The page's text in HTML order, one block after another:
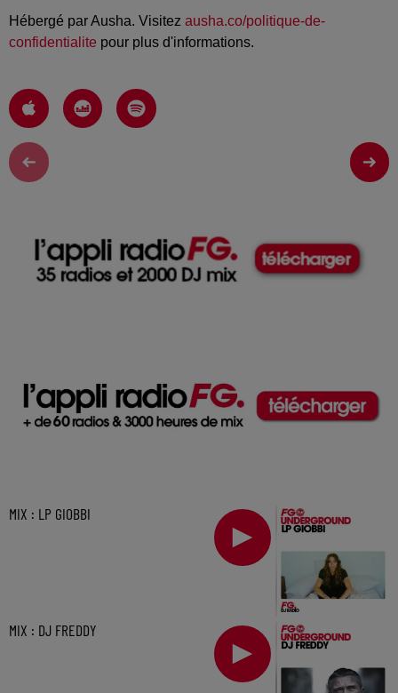
Hébergé par Ausha. Visitez ausha.co/politique-de-
confidentialite pour plus d'informations.
MIX : LP GIOBBI
MIX : DJ FREDDY